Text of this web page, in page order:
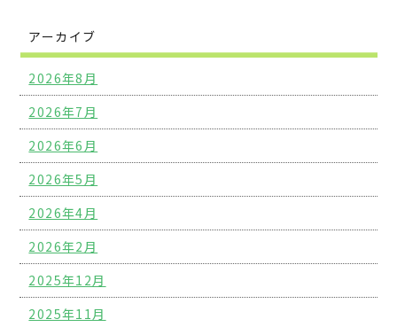
アーカイブ
2026年8月
2026年7月
2026年6月
2026年5月
2026年4月
2026年2月
2025年12月
2025年11月